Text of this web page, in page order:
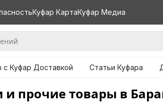
Куфар КартаКуфар Медиа
с Куфар Доставкой Статьи Куфара
и прочие товары в